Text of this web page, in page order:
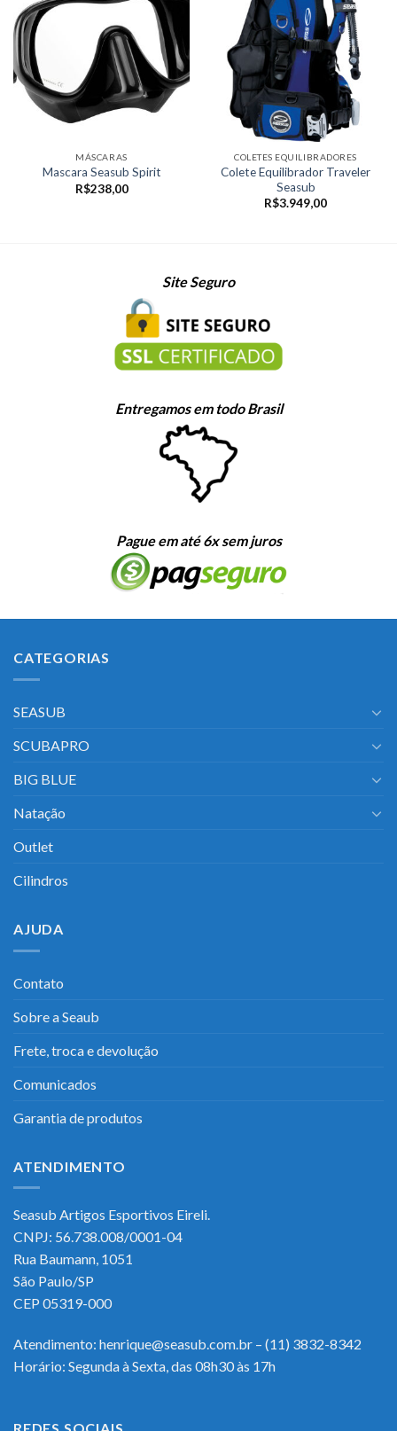
MÁSCARAS
Mascara Seasub Spirit
R$238,00
COLETES EQUILIBRADORES
Colete Equilibrador Traveler
Seasub
R$3.949,00
Site Seguro
Entregamos em todo Brasil
Pague em até 6x sem juros
CATEGORIAS
SEASUB
SCUBAPRO
BIG BLUE
Natação
Outlet
Cilindros
AJUDA
Contato
Sobre a Seaub
Frete, troca e devolução
Comunicados
Garantia de produtos
ATENDIMENTO
Seasub Artigos Esportivos Eireli.
CNPJ: 56.738.008/0001-04
Rua Baumann, 1051
São Paulo/SP
CEP 05319-000
Atendimento: henrique@seasub.com.br – (11) 3832-8342
Horário: Segunda à Sexta, das 08h30 às 17h